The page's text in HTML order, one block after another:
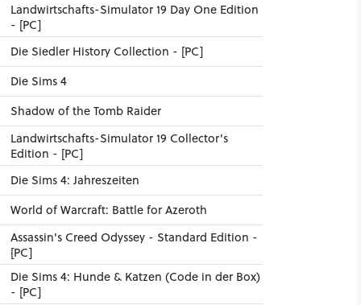
Landwirtschafts-Simulator 19 Day One Edition
- [PC]
Die Siedler History Collection - [PC]
Die Sims 4
Shadow of the Tomb Raider
Landwirtschafts-Simulator 19 Collector's
Edition - [PC]
Die Sims 4: Jahreszeiten
World of Warcraft: Battle for Azeroth
Assassin's Creed Odyssey - Standard Edition -
[PC]
Die Sims 4: Hunde & Katzen (Code in der Box)
- [PC]